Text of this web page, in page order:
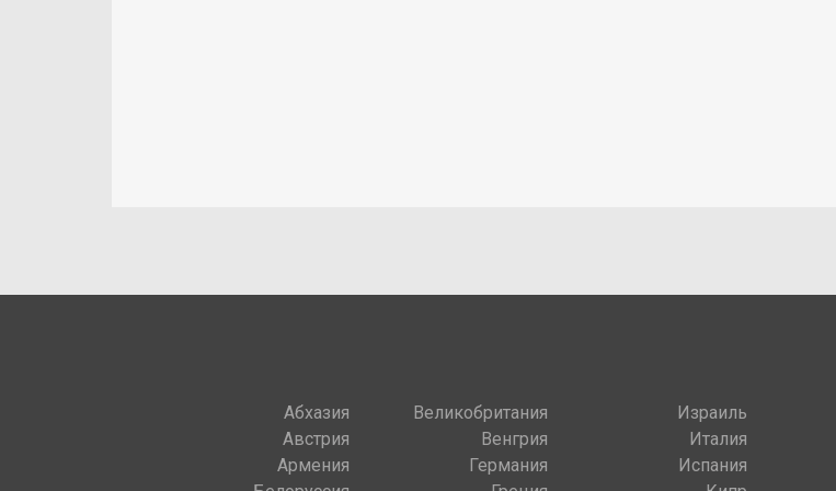
Абхазия
Австрия
Армения
Великобритания
Венгрия
Германия
Израиль
Италия
Испания